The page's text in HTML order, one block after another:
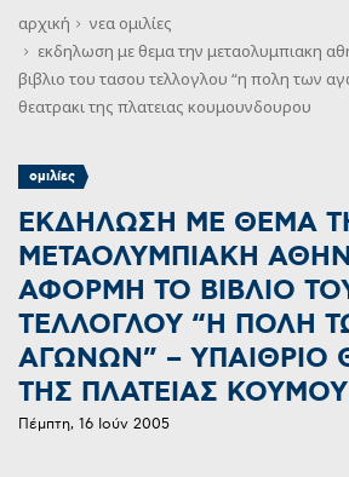
αρχική νεα ομιλίες
εκδηλωση με θεμα την μεταολυμπιακη
βιβλιο του τασου τελλογλου “η πολη των
θεατρακι της πλατειας κουμουνδουρου
ομιλίες
ΕΚΔΗΛΩΣΗ ΜΕ ΘΕΜΑ
ΜΕΤΑΟΛΥΜΠΙΑΚΗ
ΑΦΟΡΜΗ ΤΟ ΒΙΒΛΙΟ
ΤΕΛΛΟΓΛΟΥ “Η ΠΟΛΗ
ΑΓΩΝΩΝ” – ΥΠΑΙΘΡΙΟ
ΤΗΣ ΠΛΑΤΕΙΑΣ
Πέμπτη, 16 Ιούν 2005